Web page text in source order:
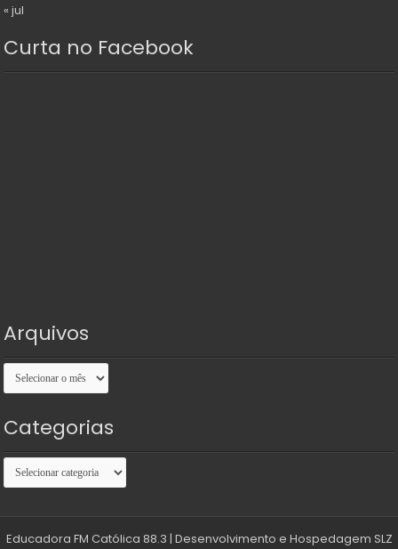
« jul
Curta no Facebook
Arquivos
Arquivos
Categorias
Categorias
Educadora FM Católica 88.3 | Desenvolvimento e Hospedagem SLZ